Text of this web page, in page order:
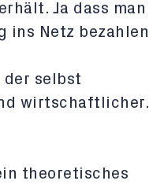
Ja dass man
ins Netz bezahlen
der selbst
wirtschaftlicher.
theoretisches